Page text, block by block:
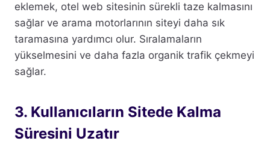
eklemek, otel web sitesinin sürekli taze kalmasını
sağlar ve arama motorlarının siteyi daha sık
taramasına yardımcı olur. Sıralamaların
yükselmesini ve daha fazla organik trafik çekmeyi
sağlar.
3. Kullanıcıların Sitede Kalma
Süresini Uzatır